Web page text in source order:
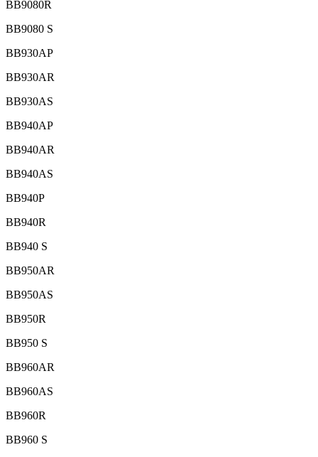
BB9080R
BB9080 S
BB930AP
BB930AR
BB930AS
BB940AP
BB940AR
BB940AS
BB940P
BB940R
BB940 S
BB950AR
BB950AS
BB950R
BB950 S
BB960AR
BB960AS
BB960R
BB960 S